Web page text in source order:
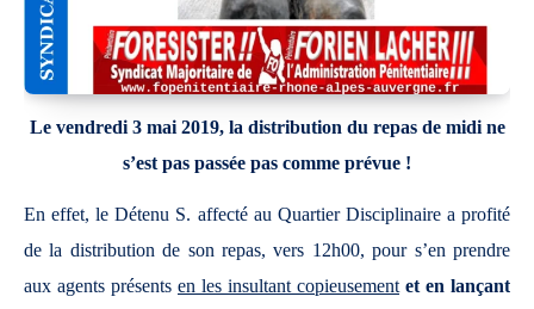
Le vendredi 3 mai 2019, la distribution du repas de midi ne
s’est pas passée pas comme prévue !
En effet, le Détenu S. affecté au Quartier Disciplinaire a profité
de la distribution de son repas, vers 12h00, pour s’en prendre
aux agents présents en les insultant copieusement et en lançant